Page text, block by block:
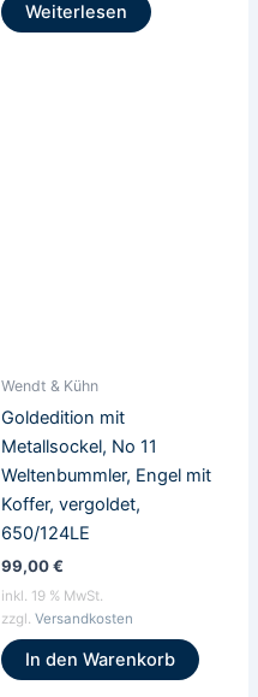
Weiterlesen
Wendt & Kühn
Goldedition mit
Metallsockel, No 11
Weltenbummler, Engel mit
Koffer, vergoldet,
650/124LE
99,00€
inkl. 19 % MwSt.
zzgl. Versandkosten
In den Warenkorb